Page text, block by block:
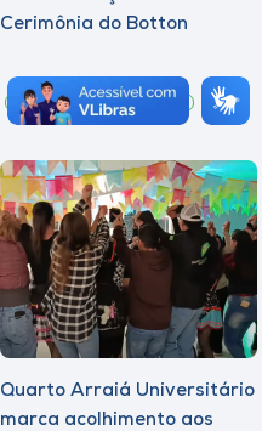
Cerimônia do Botton
Graduação Notícia
Quarto Arraiá Universitário
marca acolhimento aos